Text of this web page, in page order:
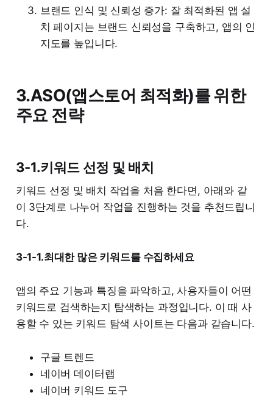
브랜드 인식 및 신뢰성 증가: 잘 최적화된 앱 설
치 페이지는 브랜드 신뢰성을 구축하고, 앱의 인
지도를 높입니다.
3.ASO(앱스토어 최적화)를 위한
주요 전략
3-1.키워드 선정 및 배치
키워드 선정 및 배치 작업을 처음 한다면, 아래와 같
이 3단계로 나누어 작업을 진행하는 것을 추천드립니
다.
3-1-1.최대한 많은 키워드를 수집하세요
앱의 주요 기능과 특징을 파악하고, 사용자들이 어떤
키워드로 검색하는지 탐색하는 과정입니다. 이 때 사
용할 수 있는 키워드 탐색 사이트는 다음과 같습니다.
구글 트렌드
네이버 데이터랩
네이버 키워드 도구